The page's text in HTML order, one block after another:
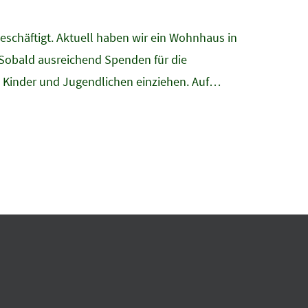
Aktuell haben wir ein Wohnhaus in
ausreichend Spenden für die
und Jugendlichen einziehen. Auf…